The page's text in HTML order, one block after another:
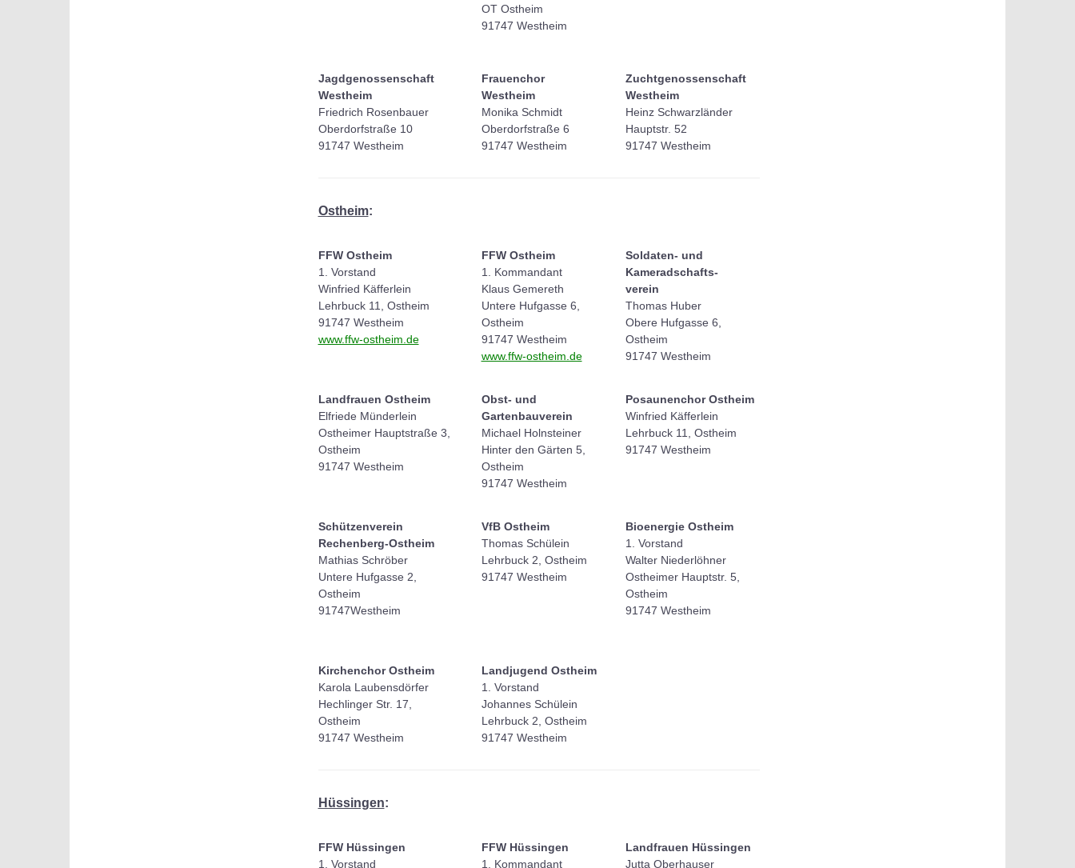
OT Ostheim
91747 Westheim
Jagdgenossenschaft
Westheim
Friedrich Rosenbauer
Oberdorfstraße 10
91747 Westheim
Frauenchor
Westheim
Monika Schmidt
Oberdorfstraße 6
91747 Westheim
Zuchtgenossenschaft
Westheim
Heinz Schwarzländer
Hauptstr. 52
91747 Westheim
Ostheim:
FFW Ostheim
1. Vorstand
Winfried Käfferlein
Lehrbuck 11, Ostheim
91747 Westheim
www.ffw-ostheim.de
FFW Ostheim
1. Kommandant
Klaus Gemereth
Untere Hufgasse 6,
Ostheim
91747 Westheim
www.ffw-ostheim.de
Soldaten- und
Kameradschafts-
verein
Thomas Huber
Obere Hufgasse 6,
Ostheim
91747 Westheim
Landfrauen Ostheim
Elfriede Münderlein
Ostheimer Hauptstraße 3,
Ostheim
91747 Westheim
Obst- und
Gartenbauverein
Michael Holnsteiner
Hinter den Gärten 5,
Ostheim
91747 Westheim
Posaunenchor Ostheim
Winfried Käfferlein
Lehrbuck 11, Ostheim
91747 Westheim
Schützenverein
Rechenberg-Ostheim
Mathias Schröber
Untere Hufgasse 2,
Ostheim
91747Westheim
VfB Ostheim
Thomas Schülein
Lehrbuck 2, Ostheim
91747 Westheim
Bioenergie Ostheim
1. Vorstand
Walter Niederlöhner
Ostheimer Hauptstr. 5,
Ostheim
91747 Westheim
Kirchenchor Ostheim
Karola Laubensdörfer
Hechlinger Str. 17,
Ostheim
91747 Westheim
Landjugend Ostheim
1. Vorstand
Johannes Schülein
Lehrbuck 2, Ostheim
91747 Westheim
Hüssingen:
FFW Hüssingen
1. Vorstand
FFW Hüssingen
1. Kommandant
Landfrauen Hüssingen
Jutta Oberhauser